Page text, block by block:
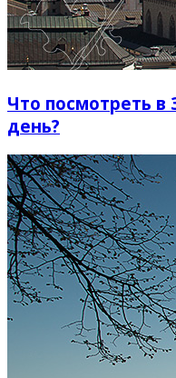
Что посмотреть в
день?